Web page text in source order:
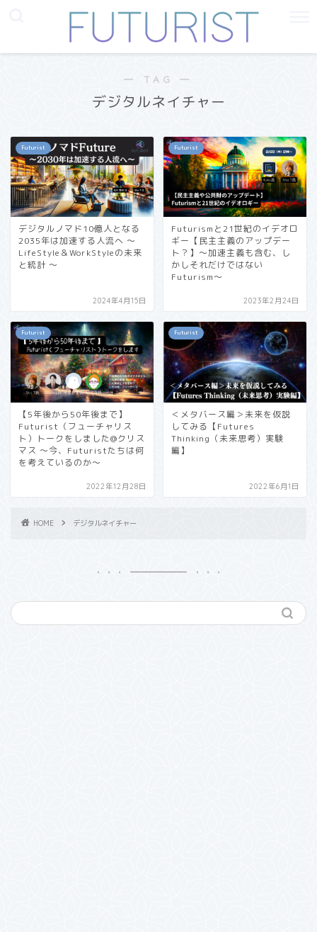
― TAG ―
デジタルネイチャー
Futurist
デジタルノマド10億人となる
2035年は加速する人流へ 〜
LifeStyle＆WorkStyleの未来
と統計 〜
2024年4月15日
Futurist
Futurismと21世紀のイデオロ
ギー【民主主義のアップデー
ト？】〜加速主義も含む、し
かしそれだけではない
Futurism〜
2023年2月24日
Futurist
【5年後から50年後まで】
Futurist（フューチャリス
ト）トークをしました@クリス
マス 〜今、Futuristたちは何
を考えているのか〜
2022年12月28日
Futurist
＜メタバース編＞未来を仮説
してみる【Futures
Thinking（未来思考）実験
編】
2022年6月1日
HOME デジタルネイチャー